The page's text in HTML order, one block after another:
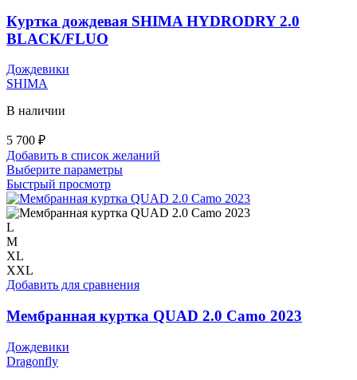
на
странице
Куртка дождевая SHIMA HYDRODRY 2.0
BLACK/FLUO
Дождевики
SHIMA
В наличии
5 700 ₽
Добавить в список желаний
Выберите параметрыЭтот
имеет
несколько
на
товара.
Быстрый просмотр
L
M
XL
XXL
Добавить для сравнения
Мембранная куртка QUAD 2.0 Camo 2023
Дождевики
Dragonfly